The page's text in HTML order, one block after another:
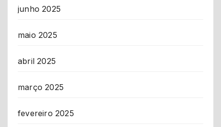
junho 2025
maio 2025
abril 2025
março 2025
fevereiro 2025